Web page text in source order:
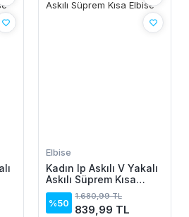
Elbise
Kadın Ip Askılı V Yakalı
Askılı Süprem Kısa
Elbise
%50
1.680,99 TL
839,99 TL